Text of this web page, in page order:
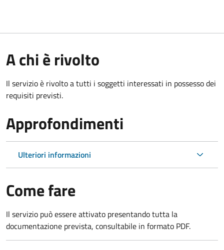
A chi è rivolto
Il servizio è rivolto a tutti i soggetti interessati in possesso dei
requisiti previsti.
Approfondimenti
Ulteriori informazioni
Come fare
Il servizio può essere attivato presentando tutta la
documentazione prevista, consultabile in formato PDF.